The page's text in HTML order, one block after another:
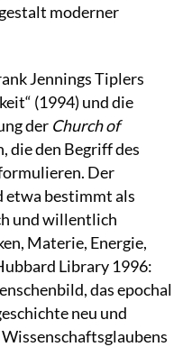
moderner
Jennings Tiplers
(1994) und die
der Church of
die den Begriff des
Der
bestimmt als
und willentlich
Materie, Energie,
Library 1996:
das epochal
neu und